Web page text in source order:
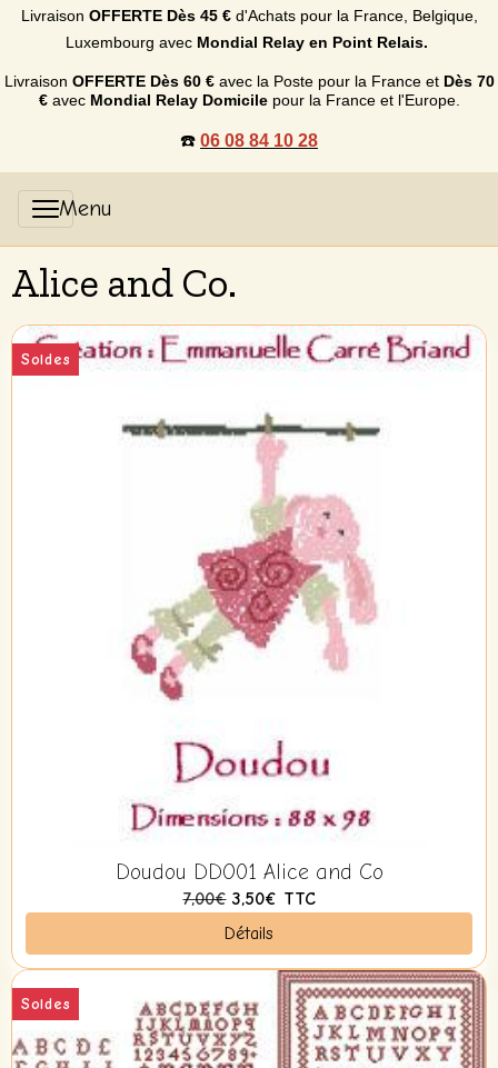
Livraison OFFERTE Dès 45 €d'Achats pour la France, Belgique,
Luxembourg avec Mondial Relay en Point Relais.
Livraison OFFERTE Dès 60 €avec la Poste pour la France et Dès 70
€avec Mondial Relay Domicilepour la France et l'Europe.
☎️ 06 08 84 10 28
Alice and Co.
Soldes
Doudou DDO01 Alice and Co
7,00€ 3,50€ TTC
Détails
Soldes